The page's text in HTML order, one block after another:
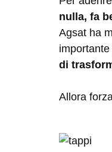
nulla, fa
Agsat ha
di
Allora